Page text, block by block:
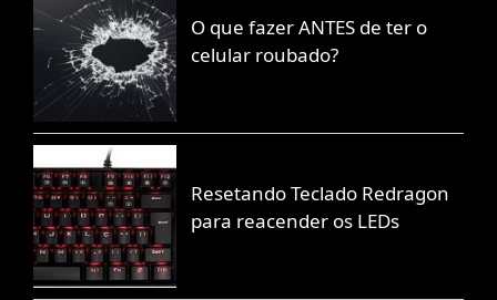
O que fazer ANTES de ter o
celular roubado?
Resetando Teclado Redragon
para reacender os LEDs